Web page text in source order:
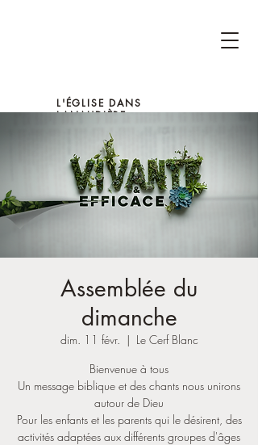
L'ÉGLISE DANS
LANAUDIÈRE
Assemblée du
dimanche
dim. 11 févr.
  |
Le Cerf Blanc
Bienvenue à tous
Un message biblique et des chants nous unirons
autour de Dieu
Pour les enfants et les parents qui le désirent, des
activités adaptées aux différents groupes d'âges